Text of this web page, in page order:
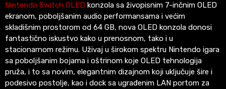
Nintendo Switch OLED konzola sa živopisnim 7-inčnim OLED
ekranom, poboljšanim audio performansama i većim
skladišnim prostorom od 64 GB, nova OLED konzola donosi
fantastično iskustvo kako u prenosnom, tako i u
stacionarnom režimu. Uživaj u širokom spektru Nintendo igara
sa poboljšanim bojama i oštrinom koje OLED tehnologija
pruža, i to sa novim, elegantnim dizajnom koji uključuje šire i
podesivo postolje, kao i dock sa ugrađenim LAN portom za